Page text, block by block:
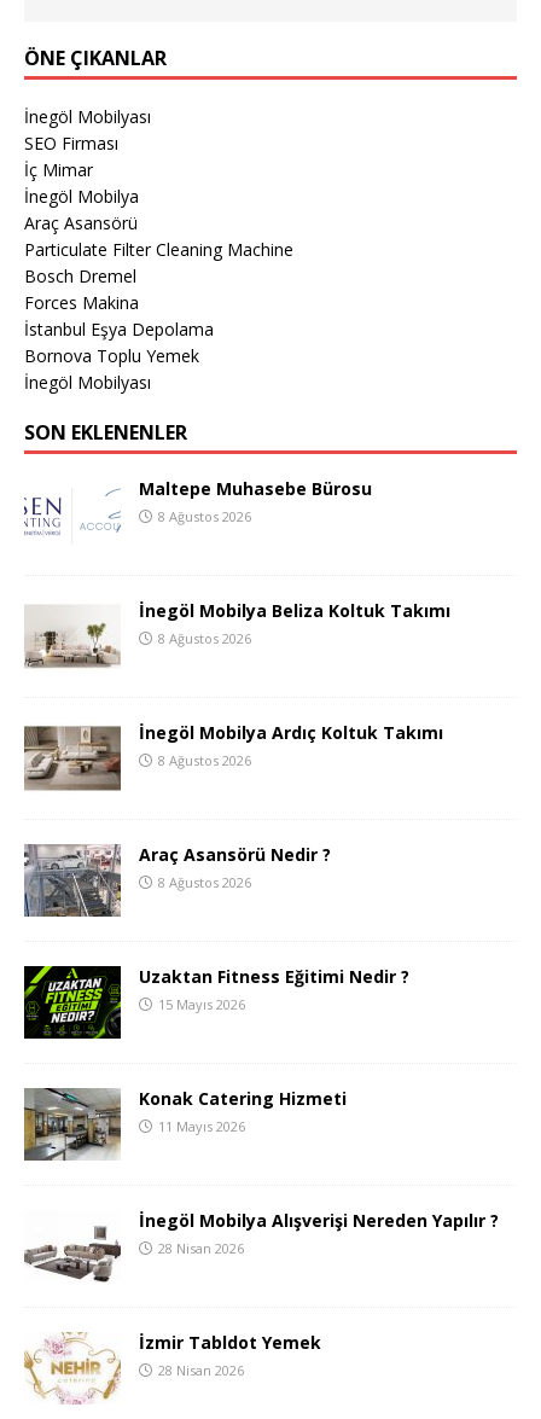
ÖNE ÇIKANLAR
İnegöl Mobilyası
SEO Firması
İç Mimar
İnegöl Mobilya
Araç Asansörü
Particulate Filter Cleaning Machine
Bosch Dremel
Forces Makina
İstanbul Eşya Depolama
Bornova Toplu Yemek
İnegöl Mobilyası
SON EKLENENLER
Maltepe Muhasebe Bürosu
8 Ağustos 2026
İnegöl Mobilya Beliza Koltuk Takımı
8 Ağustos 2026
İnegöl Mobilya Ardıç Koltuk Takımı
8 Ağustos 2026
Araç Asansörü Nedir ?
8 Ağustos 2026
Uzaktan Fitness Eğitimi Nedir ?
15 Mayıs 2026
Konak Catering Hizmeti
11 Mayıs 2026
İnegöl Mobilya Alışverişi Nereden Yapılır ?
28 Nisan 2026
İzmir Tabldot Yemek
28 Nisan 2026